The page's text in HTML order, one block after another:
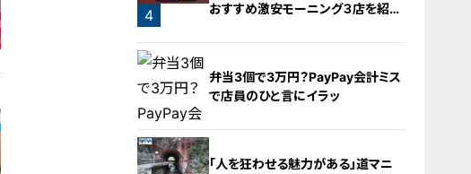
4
おすすめ激安モーニング３店を紹
弁当3個で3万円？PayPay会計ミス
で店員のひと言にイラッ
「人を狂わせる魅力がある」道マニ